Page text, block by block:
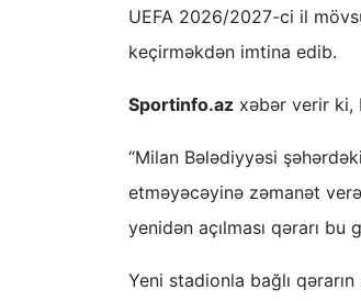
UEFA 2026/2027-ci il
keçirməkdən imtina edib.
Sportinfo.az xəbər verir ki,
“Milan Bələdiyyəsi
etməyəcəyinə zəmanət
yenidən açılması qərarı bu
Yeni stadionla bağlı